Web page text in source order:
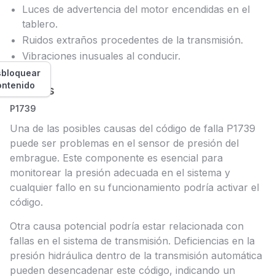
Luces de advertencia del motor encendidas en el
tablero.
Ruidos extraños procedentes de la transmisión.
Vibraciones inusuales al conducir.
Causas
P1739
Una de las posibles causas del código de falla P1739
puede ser problemas en el sensor de presión del
embrague. Este componente es esencial para
monitorear la presión adecuada en el sistema y
cualquier fallo en su funcionamiento podría activar el
código.
Otra causa potencial podría estar relacionada con
fallas en el sistema de transmisión. Deficiencias en la
presión hidráulica dentro de la transmisión automática
pueden desencadenar este código, indicando un